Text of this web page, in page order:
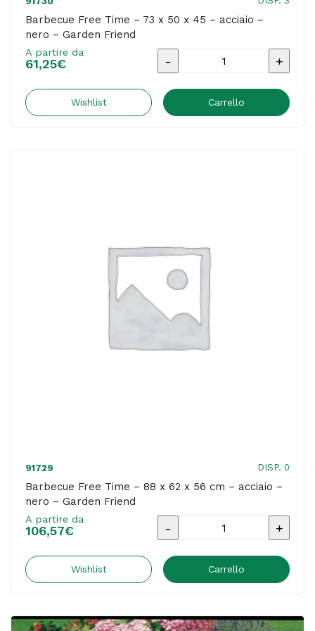
Barbecue Free Time – 73 x 50 x 45 – acciaio –
nero – Garden Friend
A partire da
61,25€
Barbecue
Time
-
acciaio
nero
Garden
Wishlist Carrello
91729 DISP. 0
Barbecue Free Time – 88 x 62 x 56 cm – acciaio –
nero – Garden Friend
A partire da
106,57€
Barbecue
Time
Wishlist Carrello